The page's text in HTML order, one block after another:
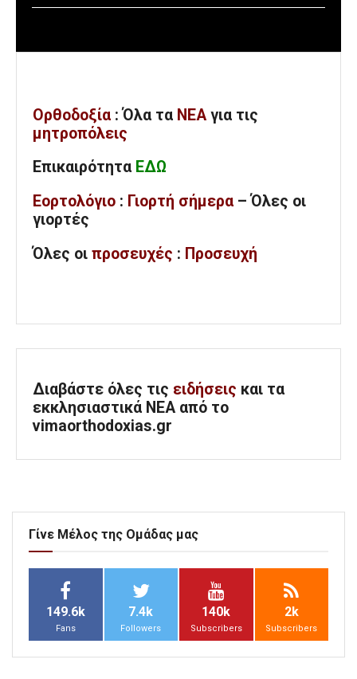
Ορθοδοξία : Όλα τα ΝΕΑ για τις
μητροπόλεις
Επικαιρότητα ΕΔΩ
Εορτολόγιο : Γιορτή σήμερα – Όλες οι
γιορτές
Όλες οι προσευχές : Προσευχή
Διαβάστε όλες τις ειδήσεις και τα
εκκλησιαστικά ΝΕΑ από το
vimaorthodoxias.gr
Γίνε Μέλος της Ομάδας μας
149.6k
Fans
7.4k
Followers
140k
Subscribers
2k
Subscribers